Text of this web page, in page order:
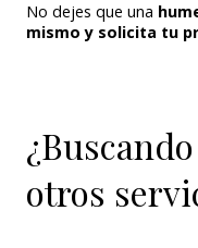
No dejes que una
mismo y solicita tu
¿Buscando
otros